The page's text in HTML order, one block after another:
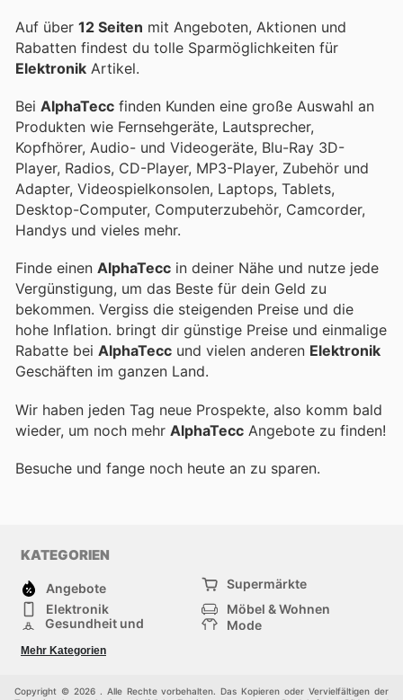
Auf über 12 Seiten mit Angeboten, Aktionen und
Rabatten findest du tolle Sparmöglichkeiten für
Elektronik Artikel.
Bei AlphaTecc finden Kunden eine große Auswahl an
Produkten wie Fernsehgeräte, Lautsprecher,
Kopfhörer, Audio- und Videogeräte, Blu-Ray 3D-
Player, Radios, CD-Player, MP3-Player, Zubehör und
Adapter, Videospielkonsolen, Laptops, Tablets,
Desktop-Computer, Computerzubehör, Camcorder,
Handys und vieles mehr.
Finde einen AlphaTecc in deiner Nähe und nutze jede
Vergünstigung, um das Beste für dein Geld zu
bekommen. Vergiss die steigenden Preise und die
hohe Inflation. bringt dir günstige Preise und einmalige
Rabatte bei AlphaTecc und vielen anderen Elektronik
Geschäften im ganzen Land.
Wir haben jeden Tag neue Prospekte, also komm bald
wieder, um noch mehr AlphaTecc Angebote zu finden!
Besuche und fange noch heute an zu sparen.
KATEGORIEN
Angebote
Supermärkte
Elektronik
Möbel & Wohnen
Gesundheit und
Mode
Sportartikel und
Sportbekleidung
Einkaufzentren
Andere
Mehr Kategorien
Copyright © 2026 . Alle Rechte vorbehalten. Das Kopieren oder Vervielfältigen der